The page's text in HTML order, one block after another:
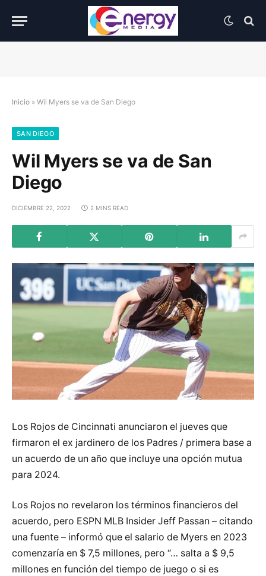
Inicio » Wil Myers se va de San Diego
SAN DIEGO
Wil Myers se va de San
Diego
DICIEMBRE 22, 2022 2 MINS READ
Los Rojos de Cincinnati anunciaron el jueves que
firmaron el ex jardinero de los Padres / primera base a
un acuerdo de un año que incluye una opción mutua
para 2024.
Los Rojos no revelaron los términos financieros del
acuerdo, pero ESPN MLB Insider Jeff Passan – citando
una fuente – informó que el salario de Myers en 2023
comenzaría en $ 7,5 millones, pero “… salta a $ 9,5
millones en función del tiempo de juego o si es